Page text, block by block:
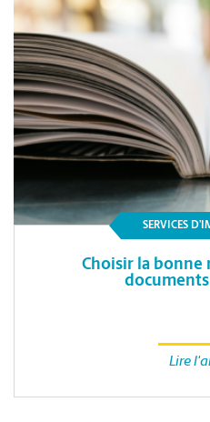
SERVICES
Choisir la bonne
Lire